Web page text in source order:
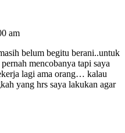
am
belum begitu berani..untuk
mencobanya tapi saya
lagi ama orang… kalau
yang hrs saya lakukan agar